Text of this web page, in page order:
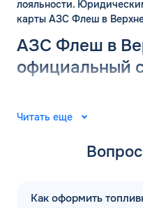
лояльности.
карты АЗС Флеш в
АЗС Флеш в
официальный
2008 году. Специалисты
автоматические
выпущены для АЗС
Первая заправочная
Читать еще
Как оформить
Спасибо!